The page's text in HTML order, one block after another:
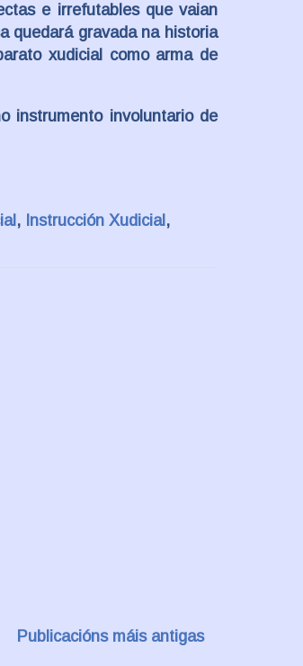
e irrefutables que vaian
quedará gravada na historia
xudicial como arma de
instrumento involuntario de
, Instrucción Xudicial ,
Publicacións máis antigas